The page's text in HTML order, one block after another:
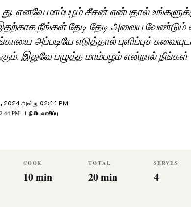
எனவே மாம்பழம் சீசன் என்பதால்
நீங்கள் தேடி தேடி அலைய
அப்படியே எடுத்தால் புளிப்புச்
இதுவே பழுத்த மாம்பழம் என்றால் நீங்கள்
2024 அன்று 02:44 PM
PM 1 நிமிட வாசிப்பு
COOK
10 min
TOTAL
20 min
SERVES
4